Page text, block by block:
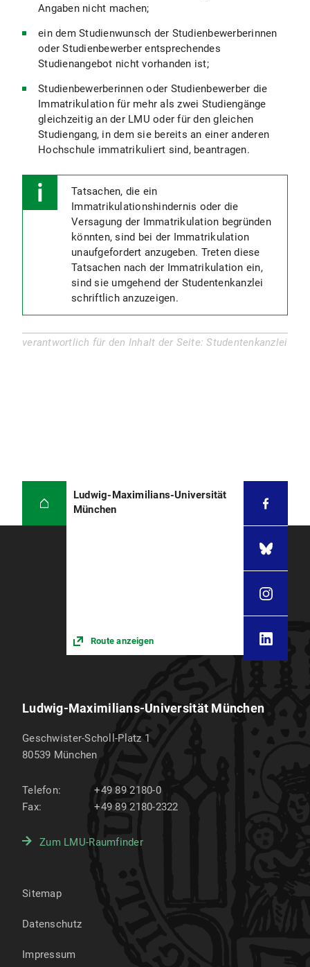
Angaben nicht machen;
ein dem Studienwunsch der Studienbewerberinnen
oder Studienbewerber entsprechendes
Studienangebot nicht vorhanden ist;
Studienbewerberinnen oder Studienbewerber die
Immatrikulation für mehr als zwei Studiengänge
gleichzeitig an der LMU oder für den gleichen
Studiengang, in dem sie bereits an einer anderen
Hochschule immatrikuliert sind, beantragen.
Tatsachen, die ein
Immatrikulationshindernis oder die
Versagung der Immatrikulation begründen
könnten, sind bei der Immatrikulation
unaufgefordert anzugeben. Treten diese
Tatsachen nach der Immatrikulation ein,
sind sie umgehend der Studentenkanzlei
schriftlich anzuzeigen.
verantwortlich für den Inhalt der Seite: Studentenkanzlei
Ludwig-Maximilians-Universität
München
Route anzeigen
Ludwig-Maximilians-Universität München
Geschwister-Scholl-Platz 1
80539 München
Telefon:
+49 89 2180-0
Fax:
+49 89 2180-2322
Zum LMU-Raumfinder
Sitemap
Datenschutz
Impressum